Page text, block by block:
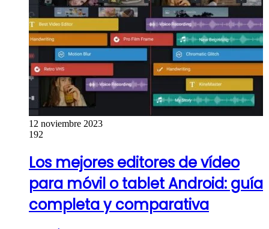
12 noviembre 2023
192
Los mejores editores de vídeo
para móvil o tablet Android: guía
completa y comparativa